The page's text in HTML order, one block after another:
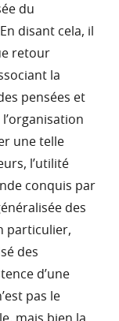
du
disant cela, il
retour
la
pensées et
une telle
l’utilité
conquis par
des
particulier,
des
d’une
pas le
mais bien la